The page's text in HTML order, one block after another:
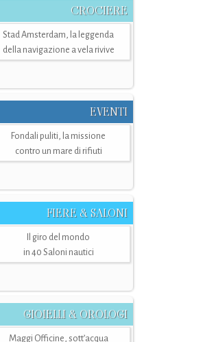
CROCIERE
Stad Amsterdam, la leggenda
della navigazione a vela rivive
EVENTI
Fondali puliti, la missione
contro un mare di rifiuti
FIERE & SALONI
Il giro del mondo
in 40 Saloni nautici
GIOIELLI & OROLOGI
Maggi Officine, sott’acqua